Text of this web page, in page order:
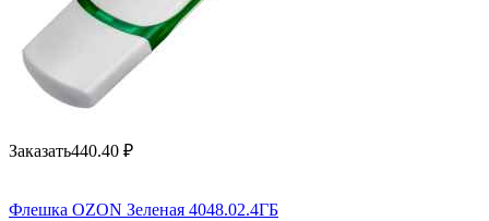
Заказать440.40 ₽
Флешка OZON Зеленая 4048.02.4ГБ